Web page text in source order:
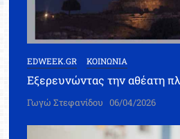
EDWEEK.GR ΚΟΙΝΩΝΙΑ
Εξερευνώντας την αθέατη
Γωγώ Στεφανίδου 06/04/2026